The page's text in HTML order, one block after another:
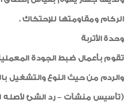
الركام ومقاومتها للإحتكاك .
وحدة الأتربة
تقوم بأعمال ضبط الجودة
والردم من حيث النوع والتشغيل
(تأسيس منشآت – رد الشئ لأصله